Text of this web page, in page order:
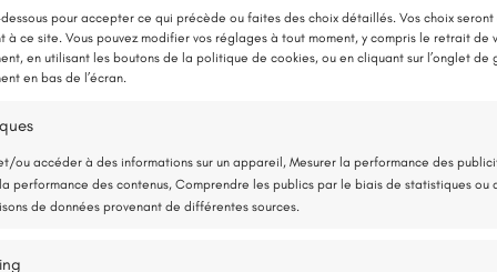
pour accepter ce qui précède ou faites des choix détaillés. Vos choix
à ce site. Vous pouvez modifier vos réglages à tout moment, y compris le retrait de
en utilisant les boutons de la politique de cookies, ou en cliquant sur l’onglet de
en bas de l’écran.
ou accéder à des informations sur un appareil, Mesurer la performance des
performance des contenus, Comprendre les publics par le biais de statistiques ou
de données provenant de différentes sources.
Découvrez tous nos projets récents